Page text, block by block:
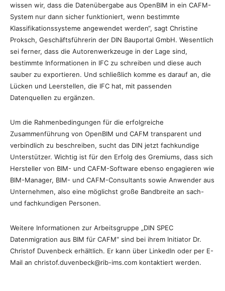
wissen wir, dass die Datenübergabe aus OpenBIM in ein CAFM-
System nur dann sicher funktioniert, wenn bestimmte
Klassifikationssysteme angewendet werden“, sagt Christine
Proksch, Geschäftsführerin der DIN Bauportal GmbH. Wesentlich
sei ferner, dass die Autorenwerkzeuge in der Lage sind,
bestimmte Informationen in IFC zu schreiben und diese auch
sauber zu exportieren. Und schließlich komme es darauf an, die
Lücken und Leerstellen, die IFC hat, mit passenden
Datenquellen zu ergänzen.
Um die Rahmenbedingungen für die erfolgreiche
Zusammenführung von OpenBIM und CAFM transparent und
verbindlich zu beschreiben, sucht das DIN jetzt fachkundige
Unterstützer. Wichtig ist für den Erfolg des Gremiums, dass sich
Hersteller von BIM- und CAFM-Software ebenso engagieren wie
BIM-Manager, BIM- und CAFM-Consultants sowie Anwender aus
Unternehmen, also eine möglichst große Bandbreite an sach-
und fachkundigen Personen.
Weitere Informationen zur Arbeitsgruppe „DIN SPEC
Datenmigration aus BIM für CAFM“ sind bei ihrem Initiator Dr.
Christof Duvenbeck erhältlich. Er kann über LinkedIn oder per E-
Mail an christof.duvenbeck@rib-ims.com kontaktiert werden.